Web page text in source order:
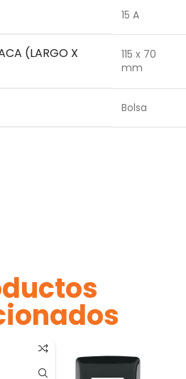
15 A
(LARGO X
115 x 70
mm
Bolsa